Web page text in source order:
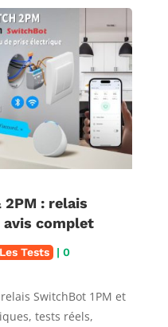
2PM : relais
complet
Les Tests | 0
SwitchBot 1PM et
tests réels,